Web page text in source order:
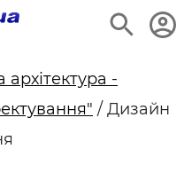
архітектура -
/ Дизайн